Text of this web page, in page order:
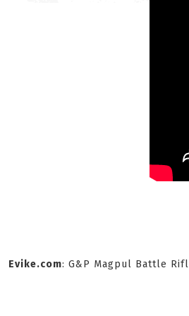
Evike.com: G&P Magpul Battle